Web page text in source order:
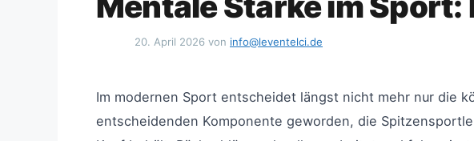
20. April 2026 von info@leventelci.de
Im modernen Sport entscheidet längst nicht mehr nur die
entscheidenden Komponente geworden, die